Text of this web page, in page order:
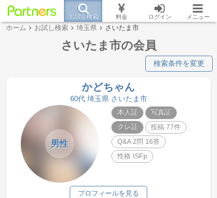
お試し検索 料金 ログイン メニュー
ホーム お試し検索 埼玉県 さいたま市
さいたま市の会員
検索条件を変更
かどちゃん
60代 埼玉県 さいたま市
男性
本人証
写真証
クレ証
投稿 77件
Q&A 2問 16答
性格 ISFp
プロフィールを見る